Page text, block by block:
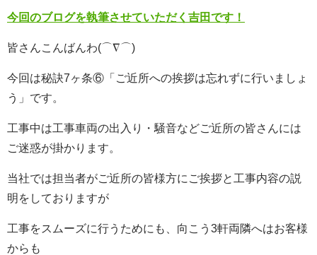
今回のブログを執筆させていただく吉田です！
皆さんこんばんわ(⌒∇⌒)
今回は秘訣7ヶ条⑥「ご近所への挨拶は忘れずに行いましょ
う」です。
工事中は工事車両の出入り・騒音などご近所の皆さんには
ご迷惑が掛かります。
当社では担当者がご近所の皆様方にご挨拶と工事内容の説
明をしておりますが
工事をスムーズに行うためにも、向こう3軒両隣へはお客様
からも